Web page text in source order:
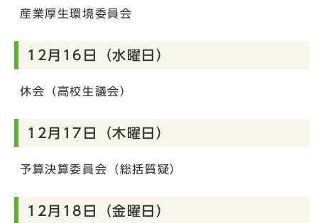
産業厚生環境委員会
12月16日（水曜日）
休会（高校生議会）
12月17日（木曜日）
予算決算委員会（総括質疑）
12月18日（金曜日）